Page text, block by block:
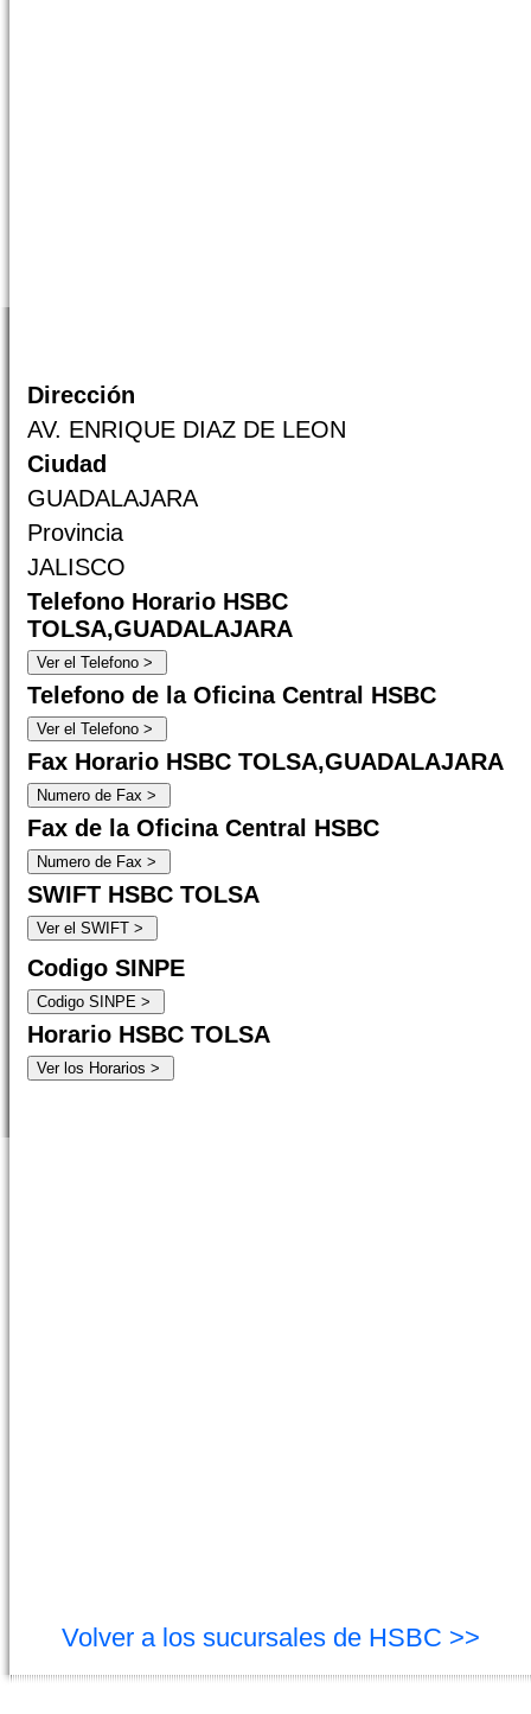
Dirección
AV. ENRIQUE DIAZ DE LEON
Ciudad
GUADALAJARA
Provincia
JALISCO
Telefono Horario HSBC
TOLSA,GUADALAJARA
Telefono de la Oficina Central HSBC
Fax Horario HSBC TOLSA,GUADALAJARA
Fax de la Oficina Central HSBC
SWIFT HSBC TOLSA
Codigo SINPE
Horario HSBC TOLSA
Volver a los sucursales de HSBC >>